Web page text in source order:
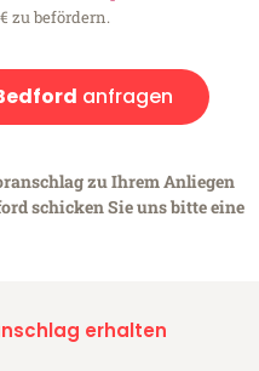
zu befördern.
anfragen
zu Ihrem Anliegen
schicken Sie uns bitte eine
erhalten